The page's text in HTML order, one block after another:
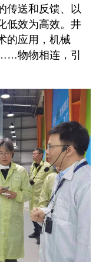
传送和反馈、以
低效为高效。井
的应用，机械
物物相连，引